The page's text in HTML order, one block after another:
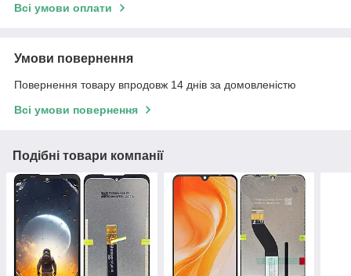
Всі умови оплати
Умови повернення
Повернення товару впродовж 14 днів за домовленістю
Всі умови повернення
Подібні товари компанії